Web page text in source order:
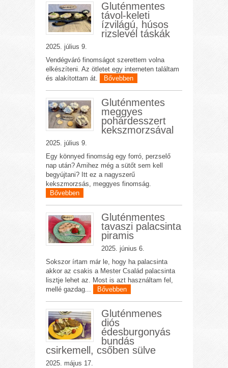
Gluténmentes
távol-keleti
ízvilágú, húsos
rizslevél táskák
2025. július 9.
Vendégváró finomságot szerettem volna
elkészíteni. Az ötletet egy interneten találtam
és alakítottam át.
Bővebben
Gluténmentes
meggyes
pohárdesszert
kekszmorzsával
2025. július 9.
Egy könnyed finomság egy forró, perzselő
nap után? Amihez még a sütőt sem kell
begyújtani? Itt ez a nagyszerű
kekszmorzsás, meggyes finomság.
Bővebben
Gluténmentes
tavaszi palacsinta
piramis
2025. június 6.
Sokszor írtam már le, hogy ha palacsinta
akkor az csakis a Mester Család palacsinta
lisztje lehet az. Most is azt használtam fel,
mellé gazdag...
Bővebben
Gluténmenes
diós
édesburgonyás
bundás
csirkemell, csőben sülve
2025. május 17.